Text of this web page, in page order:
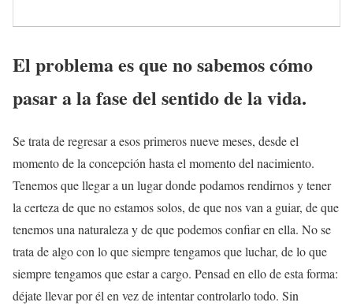
El problema es que no sabemos cómo
pasar a la fase del sentido de la vida.
Se trata de regresar a esos primeros nueve meses, desde el
momento de la concepción hasta el momento del nacimiento.
Tenemos que llegar a un lugar donde podamos rendirnos y tener
la certeza de que no estamos solos, de que nos van a guiar, de que
tenemos una naturaleza y de que podemos confiar en ella. No se
trata de algo con lo que siempre tengamos que luchar, de lo que
siempre tengamos que estar a cargo. Pensad en ello de esta forma:
déjate llevar por él en vez de intentar controlarlo todo. Sin